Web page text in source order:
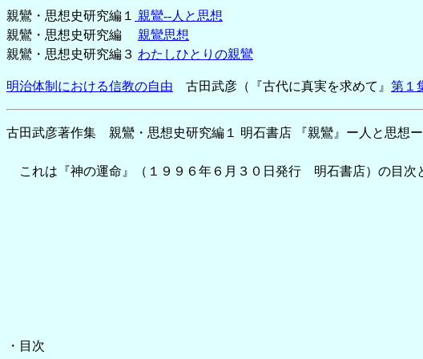
親鸞・思想史研究編１
親鸞--人と思想
親鸞・思想史研究編 親鸞思想
親鸞・思想史研究編３ わたしひとりの親鸞
明治体制における信教の自由 古田武彦（『古代に真実を求めて』 第１
古田武彦著作集 親鸞・思想史研究編１ 明石書店 『親鸞』ー人と思想ー
これは『神の運命』（１９９６年６月３０日発行 明石書店）の目次
・目次